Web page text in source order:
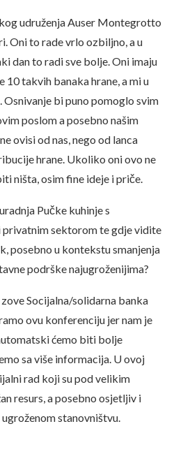
udruženja Auser Montegrotto
Oni to rade vrlo ozbiljno, a u
dan to radi sve bolje. Oni imaju
takvih banaka hrane, a mi u
Osnivanje bi puno pomoglo svim
poslom a posebno našim
ovisi od nas, nego od lanca
hrane. Ukoliko oni ovo ne
ništa, osim fine ideje i priče.
Pučke kuhinje s
sektorom te gdje vidite
posebno u kontekstu smanjenja
podrške najugroženijima?
Socijalna/solidarna banka
ovu konferenciju jer nam je
ćemo biti bolje
sa više informacija. U ovoj
rad koji su pod velikim
resurs, a posebno osjetljiv i
stanovništvu.